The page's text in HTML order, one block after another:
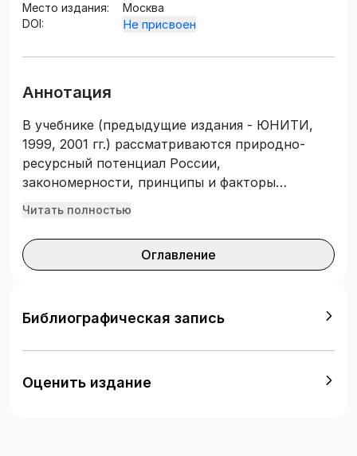
Место издания:
Москва
DOI:
Не присвоен
Аннотация
В учебнике (предыдущие издания - ЮНИТИ,
1999, 2001 гг.) рассматриваются природно-
ресурсный потенциал России,
закономерности, принципы и факторы
размещения производительных сил,
районирования страны на современном этапе
укрепления федерализма. Обсуждается
анализ федеральных округов и
Уделяется внимание современному состоянию
внешнеэкономических связей России с
зарубежными странами. Для студентов,
Читать полностью
Оглавление
Библиографическая запись
Оценить издание